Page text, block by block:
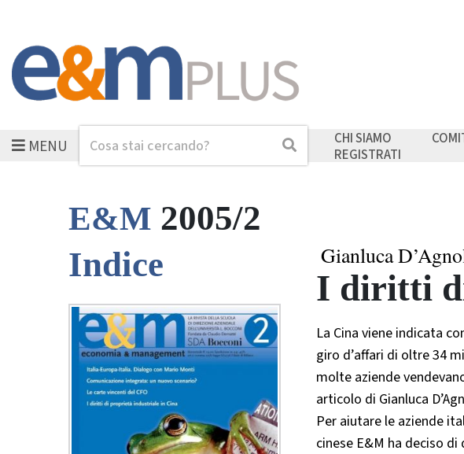
MENUCerca Cerca CHI SIAMO
REGISTRATI
E&M 2005/2
Indice
Gianluca
I diritti
La Cina viene indicata
giro d’affari di oltre 34
molte aziende
articolo di Gianluca
Per aiutare le aziende
cinese E&M ha deciso